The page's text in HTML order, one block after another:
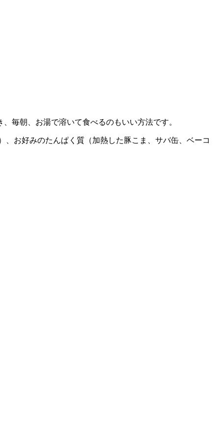
毎朝、お湯で溶いて食べるのもいい方法です。
、お好みのたんぱく質（加熱した豚こま、サバ缶、ベーコ